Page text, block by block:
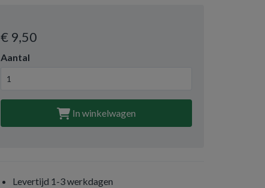
€ 9,50
Aantal
In winkelwagen
Levertijd 1-3 werkdagen